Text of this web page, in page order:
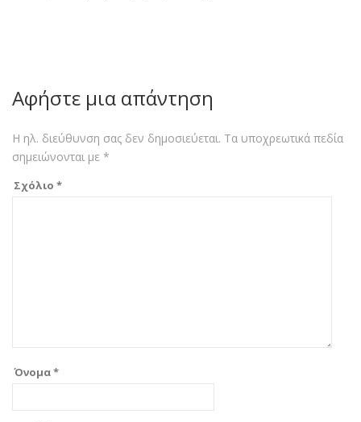
Αφήστε μια απάντηση
Η ηλ. διεύθυνση σας δεν δημοσιεύεται. Τα υποχρεωτικά πεδία
σημειώνονται με *
Σχόλιο *
Όνομα*